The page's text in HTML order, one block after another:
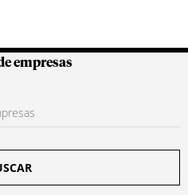
empresas